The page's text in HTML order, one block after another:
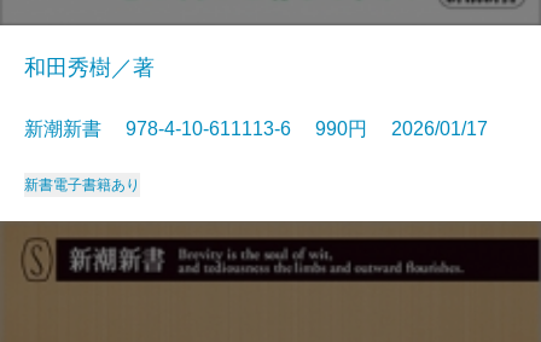
和田秀樹／著
新潮新書 978-4-10-611113-6 990円 2026/01/17
新書電子書籍あり